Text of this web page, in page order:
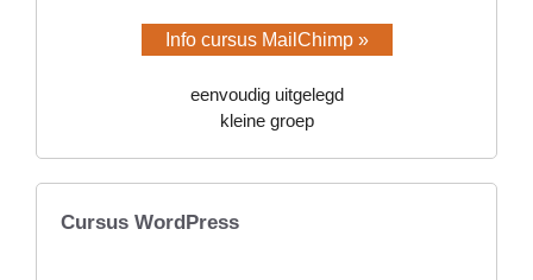
Info cursus MailChimp »
eenvoudig uitgelegd
kleine groep
Cursus WordPress